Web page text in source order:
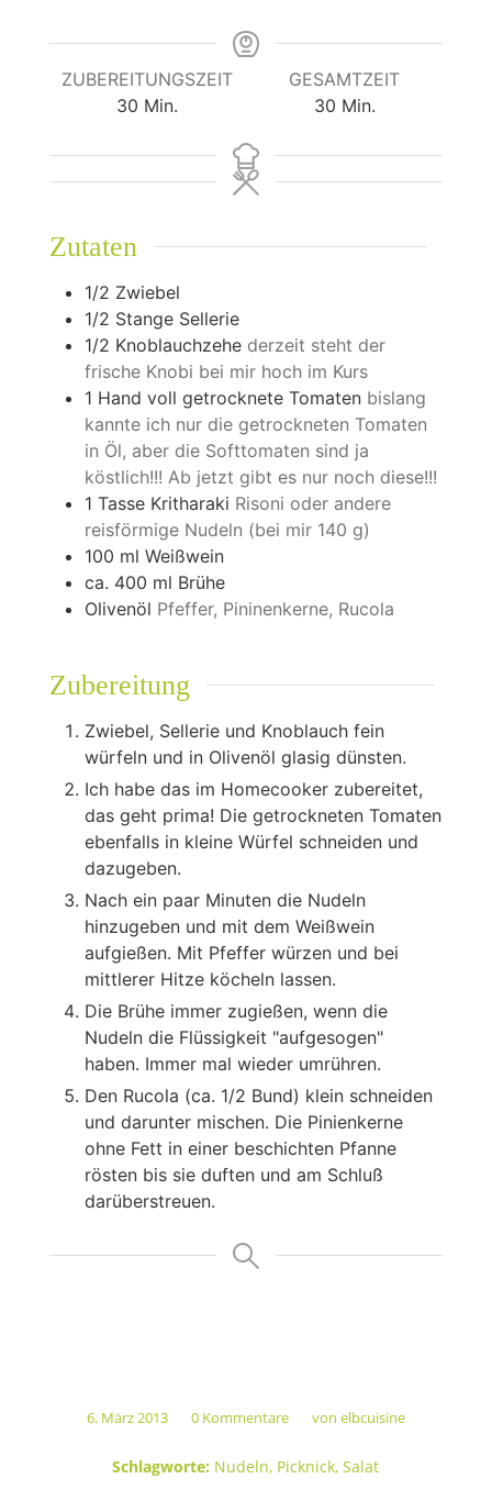
ZUBEREITUNGSZEIT
30 Minuten
Min.
GESAMTZEIT
30Minuten
Min.
Zutaten
1/2 Zwiebel
1/2 Stange Sellerie
1/2 Knoblauchzehe derzeit steht der
frische Knobi bei mir hoch im Kurs
1 Hand voll getrocknete Tomaten bislang
kannte ich nur die getrockneten Tomaten
in Öl, aber die Softtomaten sind ja
köstlich!!! Ab jetzt gibt es nur noch diese!!!
1 Tasse Kritharaki Risoni oder andere
reisförmige Nudeln (bei mir 140 g)
100 ml Weißwein
ca. 400 ml Brühe
Olivenöl Pfeffer, Pininenkerne, Rucola
Zubereitung
Zwiebel, Sellerie und Knoblauch fein
würfeln und in Olivenöl glasig dünsten.
Ich habe das im Homecooker zubereitet,
das geht prima! Die getrockneten Tomaten
ebenfalls in kleine Würfel schneiden und
dazugeben.
Nach ein paar Minuten die Nudeln
hinzugeben und mit dem Weißwein
aufgießen. Mit Pfeffer würzen und bei
mittlerer Hitze köcheln lassen.
Die Brühe immer zugießen, wenn die
Nudeln die Flüssigkeit "aufgesogen"
haben. Immer mal wieder umrühren.
Den Rucola (ca. 1/2 Bund) klein schneiden
und darunter mischen. Die Pinienkerne
ohne Fett in einer beschichten Pfanne
rösten bis sie duften und am Schluß
darüberstreuen.
6. März 2013
/ 0 Kommentare
/ von elbcuisine
Schlagworte: Nudeln, Picknick,Salat